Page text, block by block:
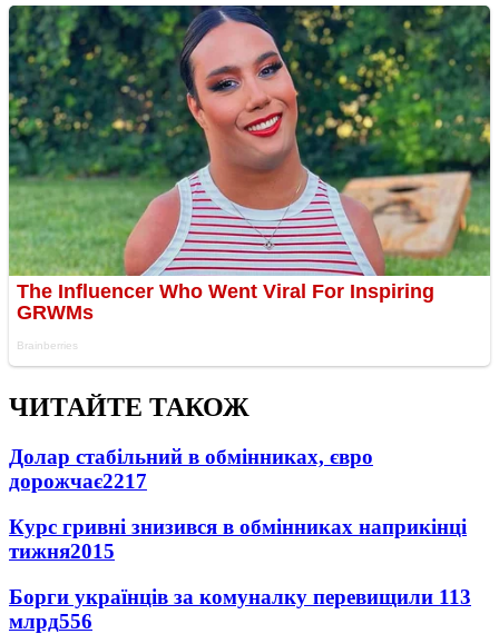
ЧИТАЙТЕ ТАКОЖ
Долар стабільний в обмінниках, євро
дорожчає2217
Курс гривні знизився в обмінниках наприкінці
тижня2015
Борги українців за комуналку перевищили 113
млрд556